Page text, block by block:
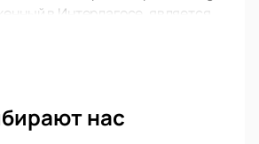
в Интерлагосе, является
для проведения гонки.
90 000 зрителей. Здесь также
нас